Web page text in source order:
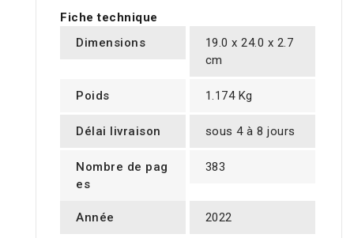
Fiche technique
Dimensions
19.0 x 24.0 x 2.7
cm
Poids 1.174 Kg
Délai livraison sous 4 à 8 jours
Nombre de pag
es
383
Année 2022